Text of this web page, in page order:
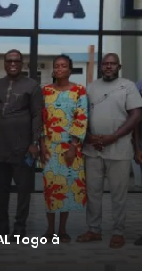
Togo à